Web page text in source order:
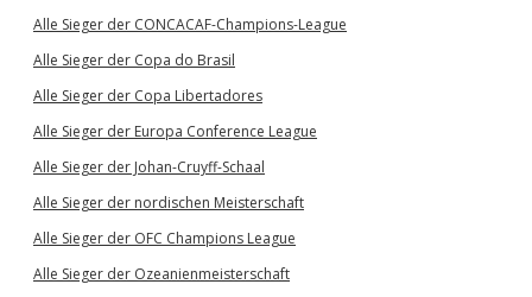
Alle Sieger der CONCACAF-Champions-League
Alle Sieger der Copa do Brasil
Alle Sieger der Copa Libertadores
Alle Sieger der Europa Conference League
Alle Sieger der Johan-Cruyff-Schaal
Alle Sieger der nordischen Meisterschaft
Alle Sieger der OFC Champions League
Alle Sieger der Ozeanienmeisterschaft